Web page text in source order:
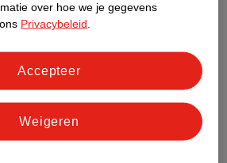
als je direct na het eten poetst, loop je
van je tanden te beschadigen.
het ontbijt poetsen
het ontbijt poetsen. Dan begin je je
bent gestapt met een fris gevoel.
over hoe we je gegevens
Privacybeleid
Weigeren
Accepteer